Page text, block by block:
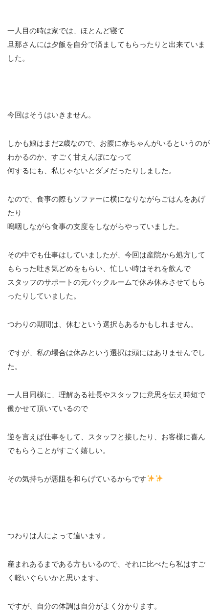
一人目の時は家では、ほとんど寝て
旦那さんには夕飯を自分で済ましてもらったりと出来ていま
した。
今回はそうはいきません。
しかも娘はまだ2歳なので、お腹に赤ちゃんがいるというのが
わかるのか、すごく甘えんぼになって
何するにも、私じゃないとダメだったりしました。
なので、食事の際もソファーに横になりながらごはんをあげ
たり
嗚咽しながら食事の支度をしながらやっていました。
その中でも仕事はしていましたが、今回は産院から処方して
もらった吐き気どめをもらい、忙しい時はそれを飲んで
スタッフのサポートの元バックルームで休み休みさせてもら
ったりしていました。
つわりの期間は、休むという選択もあるかもしれません。
ですが、私の場合は休みという選択は頭にはありませんでし
た。
一人目同様に、理解ある社長やスタッフに意思を伝え時短で
働かせて頂いているので
逆を言えば仕事をして、スタッフと接したり、お客様に喜ん
でもらうことがすごく嬉しい。
その気持ちが悪阻を和らげているからです
つわりは人によって違います。
産まれあるまである方もいるので、それに比べたら私はすご
く軽いぐらいかと思います。
ですが、自分の体調は自分がよく分かります。